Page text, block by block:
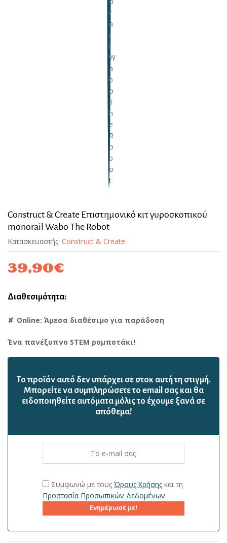
Construct & Create Επιστημονικό κιτ γυροσκοπικού
monorail Wabo The Robot
Κατασκευαστής: Construct & Create
39,90€
Διαθεσιμότητα:
Online: Άμεσα διαθέσιμο για παράδοση
Ένα πανέξυπνο STEM ρομποτάκι!
Το προϊόν αυτό δεν υπάρχει σε στοκ αυτή τη στιγμή.
Mπορείτε να συμπληρώσετε το email σας και θα
ειδοποιηθείτε αυτόματα μόλις το έχουμε ξανά σε
απόθεμα!
Συμφωνώ με τουςΌρους Χρήσης και τη
Προστασία Προσωπικών Δεδομένων
Ενημέρωσέ με!